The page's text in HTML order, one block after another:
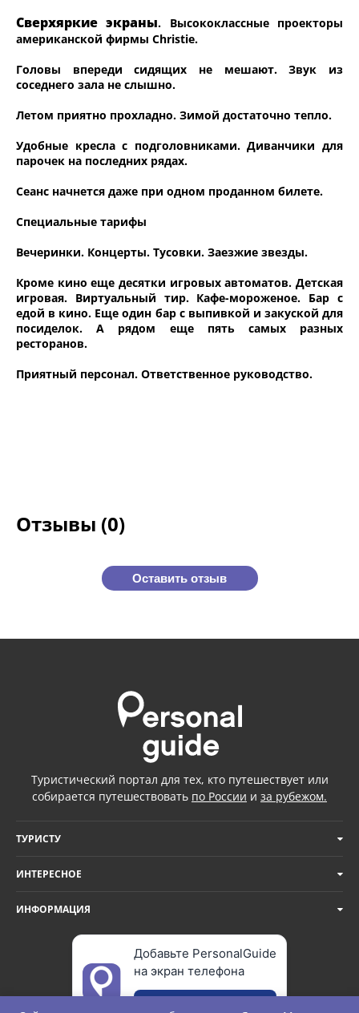
Сверхяркие экраны. Высококлассные проекторы
американской фирмы Christie.
Головы впереди сидящих не мешают. Звук из
соседнего зала не слышно.
Летом приятно прохладно. Зимой достаточно тепло.
Удобные кресла с подголовниками. Диванчики для
парочек на последних рядах.
Сеанс начнется даже при одном проданном билете.
Специальные тарифы
Вечеринки. Концерты. Тусовки. Заезжие звезды.
Кроме кино еще десятки игровых автоматов. Детская
игровая. Виртуальный тир. Кафе-мороженое. Бар с
едой в кино. Еще один бар с выпивкой и закуской для
посиделок. А рядом еще пять самых разных
ресторанов.
Приятный персонал. Ответственное руководство.
Отзывы (0)
Оставить отзыв
Туристический портал для тех, кто путешествует или
собирается путешествовать по России и за рубежом.
ТУРИСТУ
ИНТЕРЕСНОЕ
ИНФОРМАЦИЯ
Добавьте PersonalGuide
на экран телефона